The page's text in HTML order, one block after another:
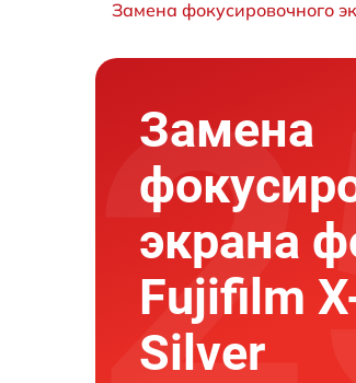
Замена фокусировочного
Замена
экрана
Fujifilm
Silver